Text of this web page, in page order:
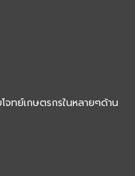
ทย์เกษตรกรในหลายๆด้าน